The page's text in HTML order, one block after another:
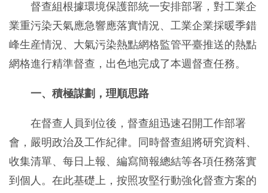
督查組根據環境保護部統一安排部署，對工業企
業重污染天氣應急響應落實情況、工業企業採暖季錯
峰生産情況、大氣污染熱點網格監管平臺推送的熱點
網格進行精準督查，出色地完成了本週督查任務。
一、積極謀劃，理順思路
在督查人員到位後，督查組迅速召開工作部署
會，嚴明政治及工作紀律。同時督查組將研究資料、
收集清單、每日上報、編寫簡報總結等各項任務落實
到個人。在此基礎上，按照攻堅行動強化督查方案的